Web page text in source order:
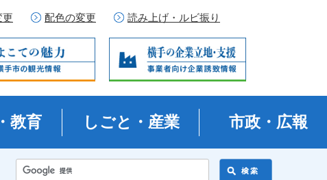
更 配色の変更 読み上げ・ルビ振り
教育 しごと・産業 市政・広報